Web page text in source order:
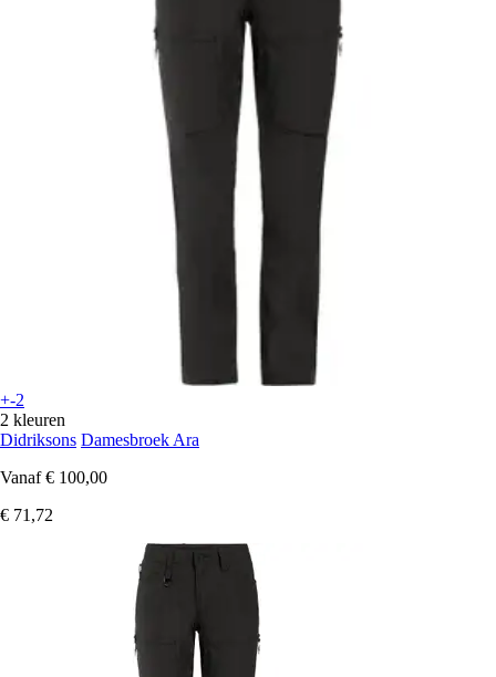
+-2
2 kleuren
Didriksons Damesbroek Ara
Vanaf € 100,00
€ 71,72